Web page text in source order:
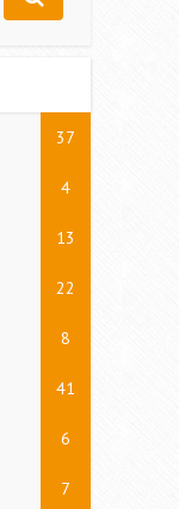
37
4
13
22
8
41
6
7